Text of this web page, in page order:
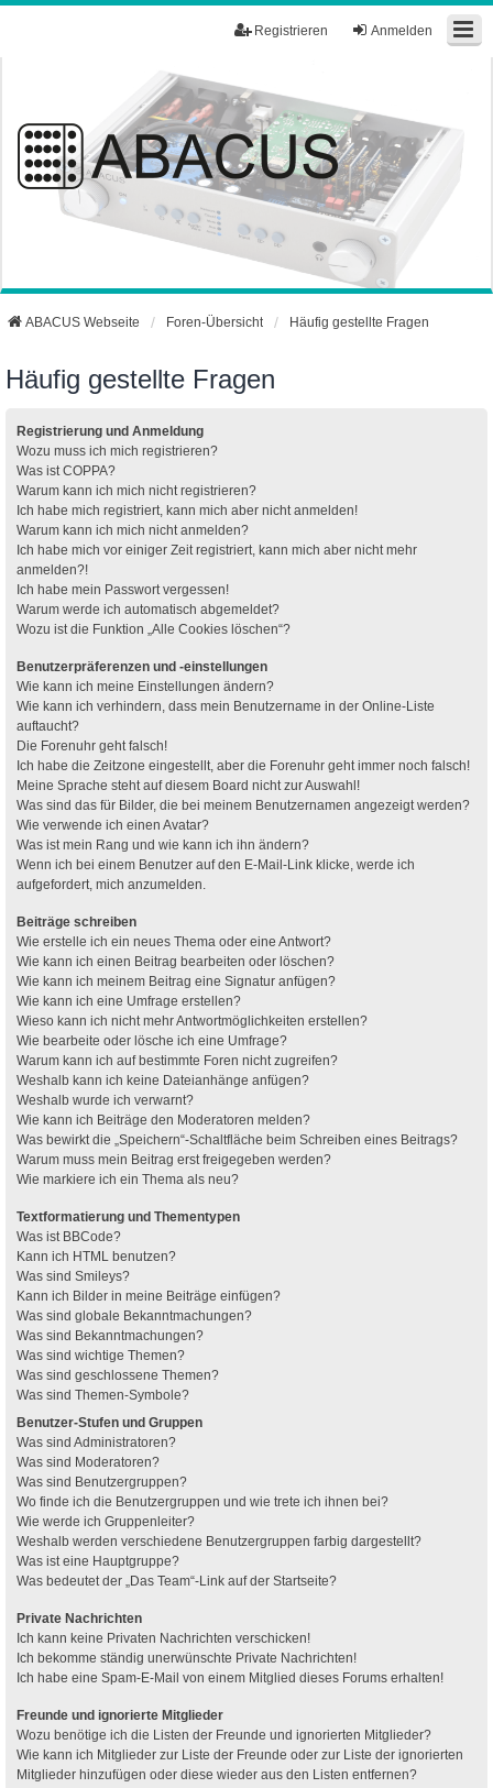
Anmelden
Registrieren
ABACUS Webseite Foren-Übersicht Häufig gestellte Fragen
Häufig gestellte Fragen
Registrierung und Anmeldung
Wozu muss ich mich registrieren?
Was ist COPPA?
Warum kann ich mich nicht registrieren?
Ich habe mich registriert, kann mich aber nicht anmelden!
Warum kann ich mich nicht anmelden?
Ich habe mich vor einiger Zeit registriert, kann mich aber nicht mehr
anmelden?!
Ich habe mein Passwort vergessen!
Warum werde ich automatisch abgemeldet?
Wozu ist die Funktion „Alle Cookies löschen“?
Benutzerpräferenzen und -einstellungen
Wie kann ich meine Einstellungen ändern?
Wie kann ich verhindern, dass mein Benutzername in der Online-Liste
auftaucht?
Die Forenuhr geht falsch!
Ich habe die Zeitzone eingestellt, aber die Forenuhr geht immer noch falsch!
Meine Sprache steht auf diesem Board nicht zur Auswahl!
Was sind das für Bilder, die bei meinem Benutzernamen angezeigt werden?
Wie verwende ich einen Avatar?
Was ist mein Rang und wie kann ich ihn ändern?
Wenn ich bei einem Benutzer auf den E-Mail-Link klicke, werde ich
aufgefordert, mich anzumelden.
Beiträge schreiben
Wie erstelle ich ein neues Thema oder eine Antwort?
Wie kann ich einen Beitrag bearbeiten oder löschen?
Wie kann ich meinem Beitrag eine Signatur anfügen?
Wie kann ich eine Umfrage erstellen?
Wieso kann ich nicht mehr Antwortmöglichkeiten erstellen?
Wie bearbeite oder lösche ich eine Umfrage?
Warum kann ich auf bestimmte Foren nicht zugreifen?
Weshalb kann ich keine Dateianhänge anfügen?
Weshalb wurde ich verwarnt?
Wie kann ich Beiträge den Moderatoren melden?
Was bewirkt die „Speichern“-Schaltfläche beim Schreiben eines Beitrags?
Warum muss mein Beitrag erst freigegeben werden?
Wie markiere ich ein Thema als neu?
Textformatierung und Thementypen
Was ist BBCode?
Kann ich HTML benutzen?
Was sind Smileys?
Kann ich Bilder in meine Beiträge einfügen?
Was sind globale Bekanntmachungen?
Was sind Bekanntmachungen?
Was sind wichtige Themen?
Was sind geschlossene Themen?
Was sind Themen-Symbole?
Benutzer-Stufen und Gruppen
Was sind Administratoren?
Was sind Moderatoren?
Was sind Benutzergruppen?
Wo finde ich die Benutzergruppen und wie trete ich ihnen bei?
Wie werde ich Gruppenleiter?
Weshalb werden verschiedene Benutzergruppen farbig dargestellt?
Was ist eine Hauptgruppe?
Was bedeutet der „Das Team“-Link auf der Startseite?
Private Nachrichten
Ich kann keine Privaten Nachrichten verschicken!
Ich bekomme ständig unerwünschte Private Nachrichten!
Ich habe eine Spam-E-Mail von einem Mitglied dieses Forums erhalten!
Freunde und ignorierte Mitglieder
Wozu benötige ich die Listen der Freunde und ignorierten Mitglieder?
Wie kann ich Mitglieder zur Liste der Freunde oder zur Liste der ignorierten
Mitglieder hinzufügen oder diese wieder aus den Listen entfernen?